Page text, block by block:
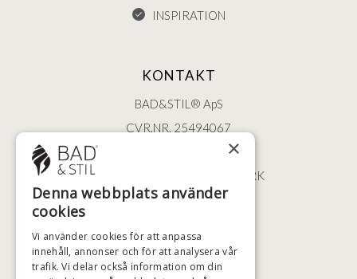
INSPIRATION
KONTAKT
BAD&STIL® ApS
CVR.NR. 25494067
ØSTERBROGADE 202
2100 KØBENHAVN • DANMARK
+46 (0)79 008 12 60
×
Denna webbplats använder
cookies
Vi använder cookies för att anpassa
innehåll, annonser och för att analysera vår
trafik. Vi delar också information om din